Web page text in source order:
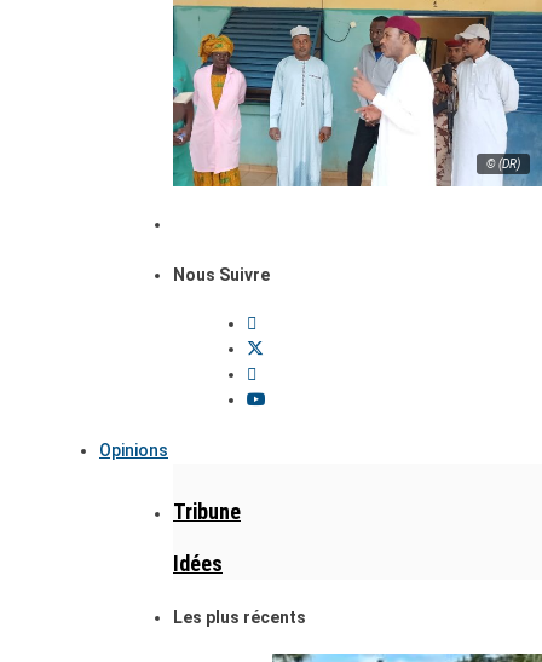
© (DR)
Nous Suivre
Opinions
Tribune
Idées
Les plus récents